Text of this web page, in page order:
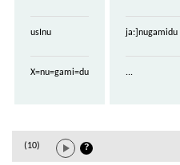
usInu
X=nu=gami=du
ja:]nugamidu
...
(10) ？